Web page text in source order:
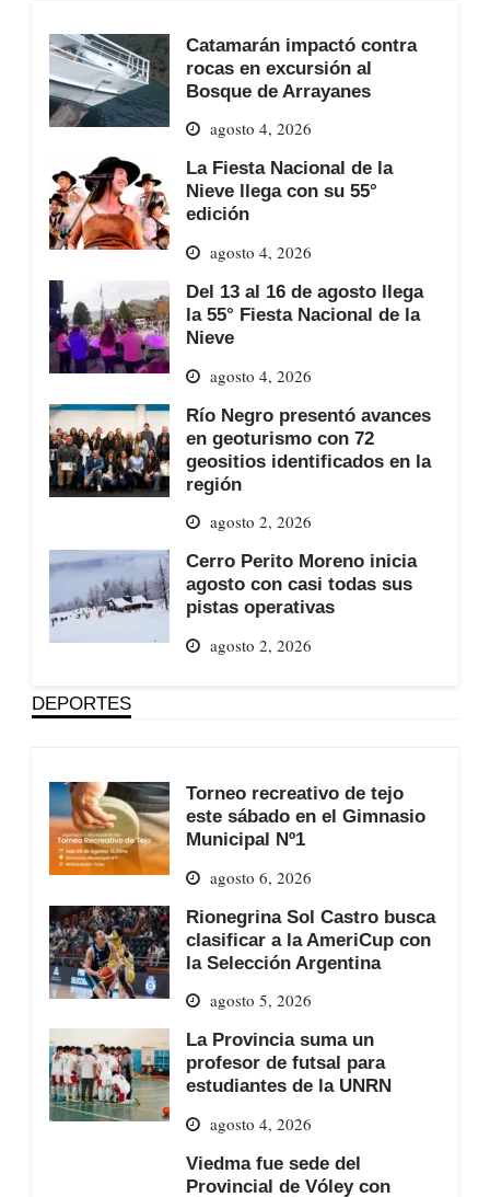
Catamarán impactó contra
rocas en excursión al
Bosque de Arrayanes
agosto 4, 2026
La Fiesta Nacional de la
Nieve llega con su 55°
edición
agosto 4, 2026
Del 13 al 16 de agosto llega
la 55° Fiesta Nacional de la
Nieve
agosto 4, 2026
Río Negro presentó avances
en geoturismo con 72
geositios identificados en la
región
agosto 2, 2026
Cerro Perito Moreno inicia
agosto con casi todas sus
pistas operativas
agosto 2, 2026
DEPORTES
Torneo recreativo de tejo
este sábado en el Gimnasio
Municipal Nº1
agosto 6, 2026
Rionegrina Sol Castro busca
clasificar a la AmeriCup con
la Selección Argentina
agosto 5, 2026
La Provincia suma un
profesor de futsal para
estudiantes de la UNRN
agosto 4, 2026
Viedma fue sede del
Provincial de Vóley con